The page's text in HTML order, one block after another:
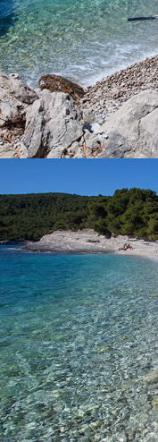
Plaža Srebrena je
hladovinom borove
oblutaka na mjesečini.
brodom kojeg
odlazak na
idealan za obitelji s
nakon čega